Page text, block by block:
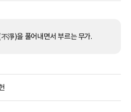
淨)을 풀어내면서 부르는 무가.